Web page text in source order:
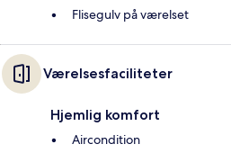
Flisegulv på værelset
Værelsesfaciliteter
Hjemlig komfort
Aircondition